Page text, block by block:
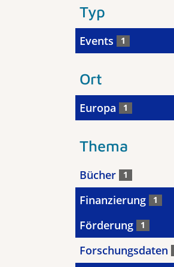
Typ
Events 1
Ort
Europa 1
Thema
Bücher 1
Finanzierung 1
Förderung 1
Forschungsdaten